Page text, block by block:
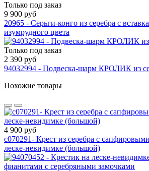
Только под заказ
9 900 руб
20965 - Серьги-конго из серебра с
изумрудного цвета
Только под заказ
2 390 руб
94032994 - Подвеска-шарм КРОЛИК из
Похожие товары
4 900 руб
с070291- Крест из серебра с
леске-невидимке (большой)